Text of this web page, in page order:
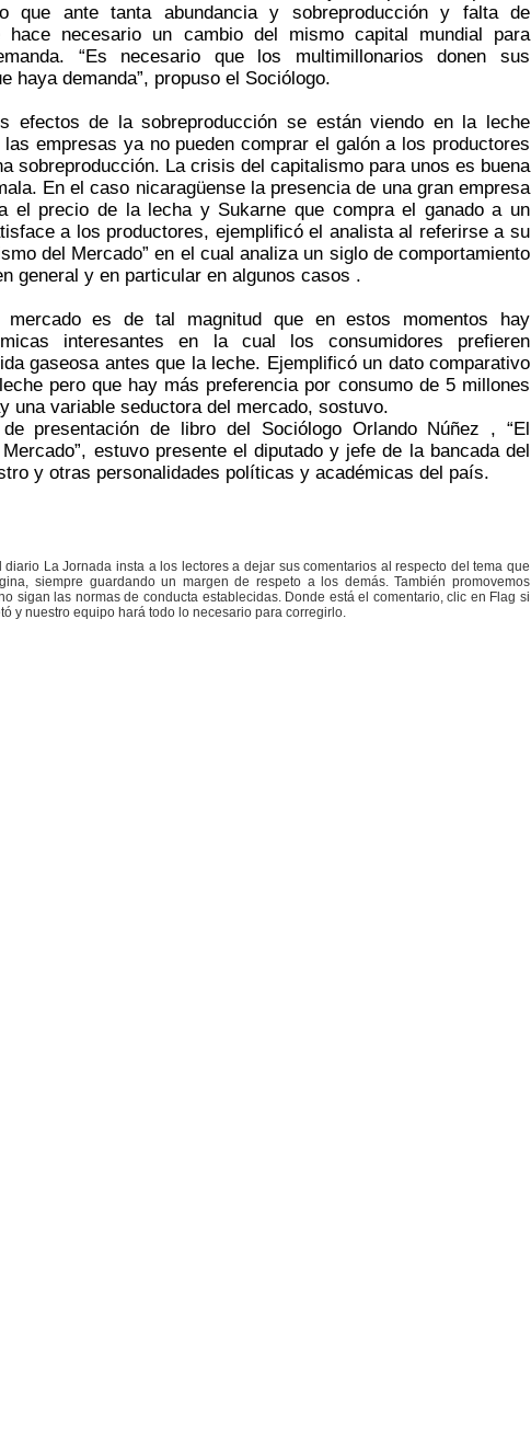
que ante tanta abundancia y sobreproducción y falta de
hace necesario un cambio del mismo capital mundial para
“Es necesario que los multimillonarios donen sus
haya demanda”, propuso el Sociólogo.
efectos de la sobreproducción se están viendo en la leche
empresas ya no pueden comprar el galón a los productores
sobreproducción. La crisis del capitalismo para unos es buena
En el caso nicaragüense la presencia de una gran empresa
el precio de la lecha y Sukarne que compra el ganado a un
a los productores, ejemplificó el analista al referirse a su
del Mercado” en el cual analiza un siglo de comportamiento
general y en particular en algunos casos .
mercado es de tal magnitud que en estos momentos hay
interesantes en la cual los consumidores prefieren
gaseosa antes que la leche. Ejemplificó un dato comparativo
pero que hay más preferencia por consumo de 5 millones
una variable seductora del mercado, sostuvo.
presentación de libro del Sociólogo Orlando Núñez , “El
estuvo presente el diputado y jefe de la bancada del
y otras personalidades políticas y académicas del país.
diario La Jornada insta a los lectores a dejar sus comentarios al respecto del tema que
siempre guardando un margen de respeto a los demás. También promovemos
sigan las normas de conducta establecidas. Donde está el comentario, clic en Flag si
y nuestro equipo hará todo lo necesario para corregirlo.